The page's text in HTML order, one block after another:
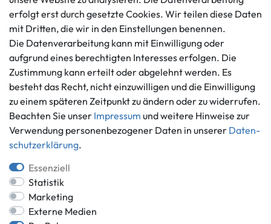
info@gameworld.de
Kontaktformular
Barrierefreiheitserklärung
Widerrufs­recht
Vertrag widerrufen
Informationen
Ankauf
Über uns
Häufig gestellte Fragen
Zahlung und Versand
Batterieentsorgung
Zahlungsmöglichkeiten
erfolgt erst durch gesetzte Cookies. Wir teilen diese Daten
mit Dritten, die wir in den Einstellungen benennen.
Die Datenverarbeitung kann mit Einwilligung oder
aufgrund eines berechtigten Interesses erfolgen. Die
Zustimmung kann erteilt oder abgelehnt werden. Es
besteht das Recht, nicht einzuwilligen und die Einwilligung
zu einem späteren Zeitpunkt zu ändern oder zu widerrufen.
Beachten Sie unser Impressum und weitere Hinweise zur
Verwendung personenbezogener Daten in unserer Daten­
schutz­erklärung.
Essenziell
Statistik
Marketing
Externe Medien